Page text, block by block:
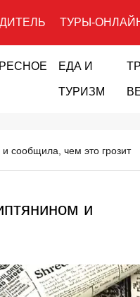
ТУРЫ-
ЕДА И
ТУРИЗМ
сообщила, чем это грозит
и